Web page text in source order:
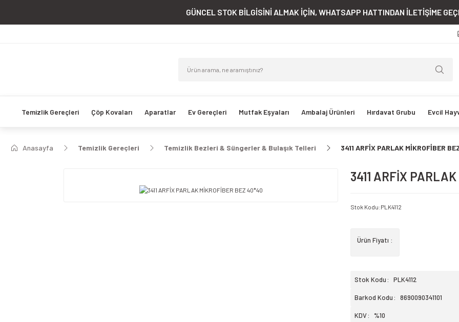
GÜNCEL STOK BİLGİSİNİ ALMAK İÇİN, WHATSAPP HATTINDAN İLETİŞİME
Temizlik Gereçleri Çöp Kovaları Aparatlar Ev Gereçleri Mutfak Eşyaları Ambalaj Ürünleri Hırdavat Grubu Evcil
Anasayfa Temizlik Gereçleri Temizlik Bezleri & Süngerler & Bulaşık Telleri 3411 ARFİX PARLAK MİKROFİBER
3411 ARFİX
Stok Kodu:PLK4112
Ürün Fiyatı :
Stok Kodu PLK4112
Barkod Kodu 8690090341101
KDV %10